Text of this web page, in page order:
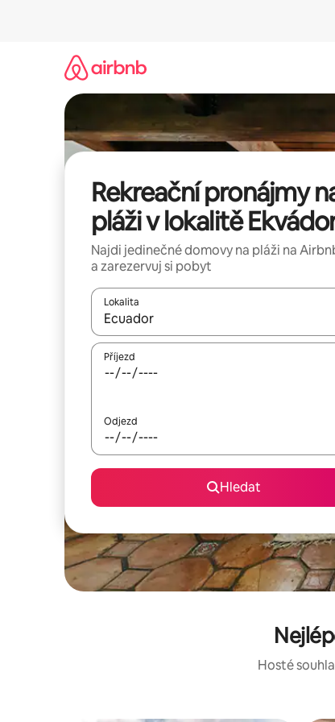
Rekreační pronájmy
pláži v lokalitě
Najdi jedinečné domovy na pláži na
a zarezervuj si pobyt
Lokalita
Až budou výsledky k dispozici, můžeš si je
Příjezd
Odjezd
Hledat
Hosté